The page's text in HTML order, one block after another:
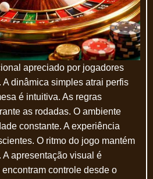
apreciado por jogadores
dinâmica simples atrai perfis
é intuitiva. As regras
as rodadas. O ambiente
constante. A experiência
O ritmo do jogo mantém
apresentação visual é
controle desde o